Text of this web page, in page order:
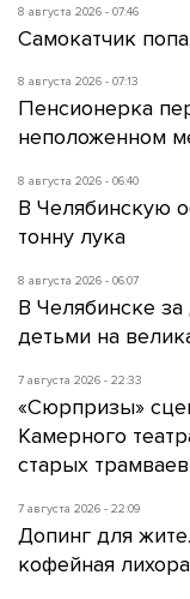
8 августа 2026 - 07:46
Самокатчик
8 августа 2026 - 07:13
Пенсионерка
неположенном
8 августа 2026 - 06:40
В Челябинскую
тонну лука
8 августа 2026 - 06:07
В Челябинске
детьми на
7 августа 2026 - 22:33
«Сюрпризы»
Камерного
старых трамваев
7 августа 2026 - 22:09
Допинг для
кофейная